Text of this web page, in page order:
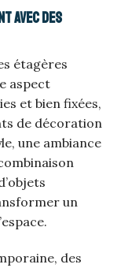
avec des
étagères
aspect
et bien fixées,
de décoration
une ambiance
un
des